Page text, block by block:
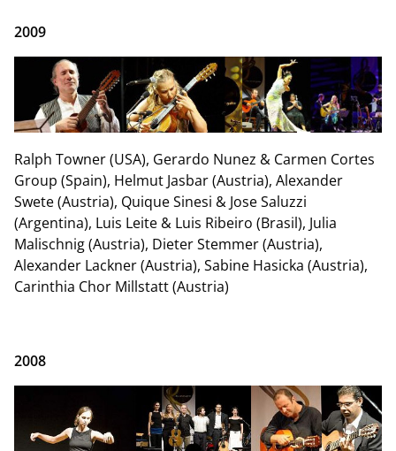
2009
Ralph Towner (USA), Gerardo Nunez & Carmen Cortes
Group (Spain), Helmut Jasbar (Austria), Alexander
Swete (Austria), Quique Sinesi & Jose Saluzzi
(Argentina), Luis Leite & Luis Ribeiro (Brasil), Julia
Malischnig (Austria), Dieter Stemmer (Austria),
Alexander Lackner (Austria), Sabine Hasicka (Austria),
Carinthia Chor Millstatt (Austria)
2008